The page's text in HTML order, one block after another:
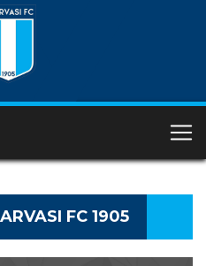
FC 1905